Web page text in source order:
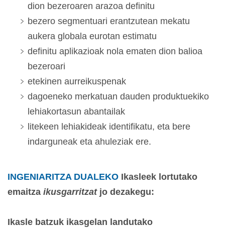
dion bezeroaren arazoa definitu
bezero segmentuari erantzutean mekatu
aukera globala eurotan estimatu
definitu aplikazioak nola ematen dion balioa
bezeroari
etekinen aurreikuspenak
dagoeneko merkatuan dauden produktuekiko
lehiakortasun abantailak
litekeen lehiakideak identifikatu, eta bere
indarguneak eta ahuleziak ere.
INGENIARITZA DUALEKO Ikasleek lortutako
emaitza ikusgarritzat jo dezakegu:
Ikasle batzuk ikasgelan landutako